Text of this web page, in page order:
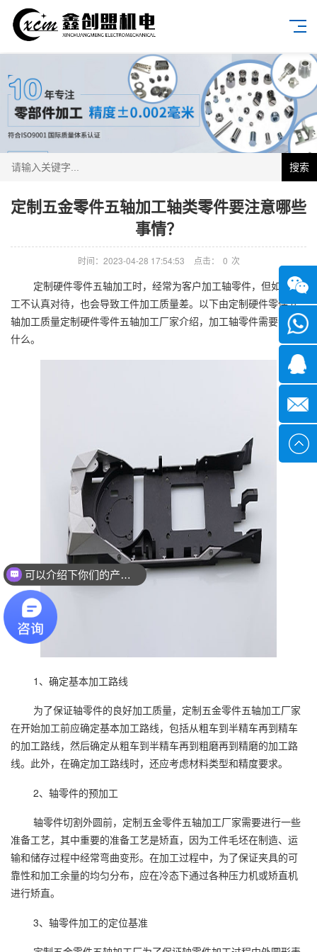
搜索
定制五金零件五轴加工‍轴类零件要注意哪些
事情？
时间：2023-04-28 17:54:53 点击： 0 次
定制硬件零件五轴加工时，经常为客户加工轴零件，但如果加
工不认真对待，也会导致工件加工质量差。以下由定制硬件零件五
轴加工质量定制硬件零件五轴加工厂家介绍，加工轴零件需要注意
什么。
1、确定基本加工路线
为了保证轴零件的良好加工质量，定制五金零件五轴加工厂家
在开始加工前应确定基本加工路线，包括从粗车到半精车再到精车
的加工路线，然后确定从粗车到半精车再到粗磨再到精磨的加工路
线。此外，在确定加工路线时，还应考虑材料类型和精度要求。
2、轴零件的预加工
轴零件切割外圆前，定制五金零件五轴加工厂家需要进行一些
准备工艺，其中重要的准备工艺是矫直，因为工件毛坯在制造、运
输和储存过程中经常弯曲变形。在加工过程中，为了保证夹具的可
靠性和加工余量的均匀分布，应在冷态下通过各种压力机或矫直机
进行矫直。
3、轴零件加工的定位基准
微信